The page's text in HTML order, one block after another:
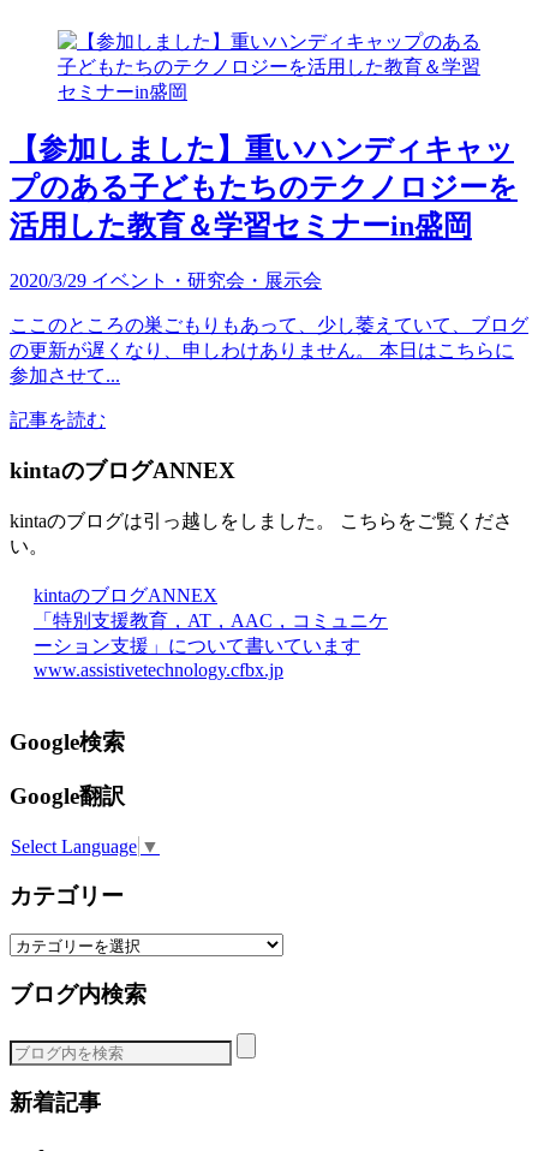
【参加しました】重いハンディキャッ
プのある子どもたちのテクノロジーを
活用した教育＆学習セミナーin盛岡
2020/3/29 イベント・研究会・展示会
ここのところの巣ごもりもあって、少し萎えていて、ブログ
の更新が遅くなり、申しわけありません。 本日はこちらに
参加させて...
記事を読む
kintaのブログANNEX
kintaのブログは引っ越しをしました。 こちらをご覧くださ
い。
kintaのブログANNEX
「特別支援教育，AT，AAC，コミュニケ
ーション支援」について書いています
www.assistivetechnology.cfbx.jp
Google検索
Google翻訳
Select Language ▼
カテゴリー
カ
ゴ
ー
ブログ内検索
新着記事